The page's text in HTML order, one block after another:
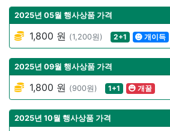
2025년 05월 행사상품 가격
1,800 원 (1,200원) 2+1 개이득
2025년 09월 행사상품 가격
1,800 원 (900원) 1+1 개꿀
2025년 10월 행사상품 가격